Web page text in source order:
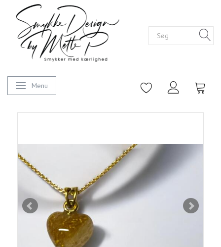
Skifte navigation
Menu